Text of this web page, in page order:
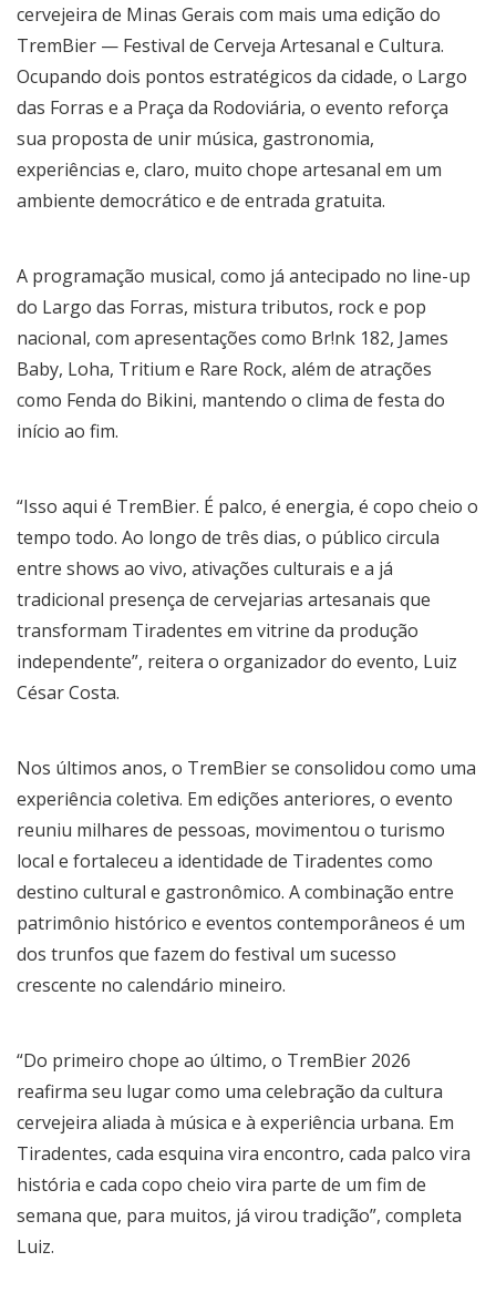
cervejeira de Minas Gerais com mais uma edição do
TremBier — Festival de Cerveja Artesanal e Cultura.
Ocupando dois pontos estratégicos da cidade, o Largo
das Forras e a Praça da Rodoviária, o evento reforça
sua proposta de unir música, gastronomia,
experiências e, claro, muito chope artesanal em um
ambiente democrático e de entrada gratuita.
A programação musical, como já antecipado no line-up
do Largo das Forras, mistura tributos, rock e pop
nacional, com apresentações como Br!nk 182, James
Baby, Loha, Tritium e Rare Rock, além de atrações
como Fenda do Bikini, mantendo o clima de festa do
início ao fim.
“Isso aqui é TremBier. É palco, é energia, é copo cheio o
tempo todo. Ao longo de três dias, o público circula
entre shows ao vivo, ativações culturais e a já
tradicional presença de cervejarias artesanais que
transformam Tiradentes em vitrine da produção
independente”, reitera o organizador do evento, Luiz
César Costa.
Nos últimos anos, o TremBier se consolidou como uma
experiência coletiva. Em edições anteriores, o evento
reuniu milhares de pessoas, movimentou o turismo
local e fortaleceu a identidade de Tiradentes como
destino cultural e gastronômico. A combinação entre
patrimônio histórico e eventos contemporâneos é um
dos trunfos que fazem do festival um sucesso
crescente no calendário mineiro.
“Do primeiro chope ao último, o TremBier 2026
reafirma seu lugar como uma celebração da cultura
cervejeira aliada à música e à experiência urbana. Em
Tiradentes, cada esquina vira encontro, cada palco vira
história e cada copo cheio vira parte de um fim de
semana que, para muitos, já virou tradição”, completa
Luiz.